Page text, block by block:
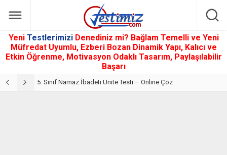
Yeni Testlerimizi Denediniz mi? Bağlam Temelli ve Yeni
Müfredat Uyumlu, Ezberi Bozan Dinamik Yapı, Kalıcı ve
Etkin Öğrenme, Motivasyon Odaklı Tasarım, Paylaşılabilir
Başarı
5. Sınıf Namaz İbadeti Ünite Testi – Online Çöz